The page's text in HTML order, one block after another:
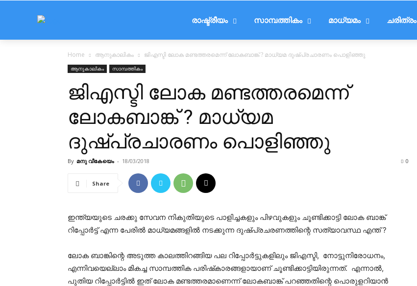
രാഷ്ട്രീയം സാമ്പത്തികം മാധ്യമം ചരിത്രം
Home ആനുകാലികം ജിഎസ്ടി ലോക മണ്ടത്തരമെന്ന് ലോകബാങ്ക് ? മാധ്യമ ദുഷ്പ്രചാരണം പൊളിഞ്ഞു
ആനുകാലികം സാമ്പത്തികം
ജിഎസ്ടി ലോക മണ്ടത്തരമെന്ന്
ലോകബാങ്ക് ? മാധ്യമ
ദുഷ്പ്രചാരണം പൊളിഞ്ഞു
By മനു വീകേയെം - 18/03/2018 0
Share
ഇന്ത്യയുടെ ചരക്കു സേവന നികുതിയുടെ പാളിച്ചകളും പിഴവുകളും ചൂണ്ടിക്കാട്ടി ലോക ബാങ്ക്
റിപ്പോര്‍ട്ട് എന്ന പേരില്‍ മാധ്യമങ്ങളില്‍ നടക്കുന്ന ദുഷ്പ്രചരണത്തിന്റെ സത്യാവസ്ഥ എന്ത് ?
ലോക ബാങ്കിന്റെ അടുത്ത കാലത്തിറങ്ങിയ പല റിപ്പോര്‍ട്ടുകളിലും ജിഎസ്ടി, നോട്ടുനിരോധനം,
എന്നിവയെല്ലാം മികച്ച സാമ്പത്തിക പരിഷ്‌കാരങ്ങളായാണ് ചൂണ്ടിക്കാട്ടിയിരുന്നത്. എന്നാല്‍,
പുതിയ റിപ്പോര്‍ട്ടില്‍ ഇത് ലോക മണ്ടത്തരമാണെന്ന് ലോകബാങ്ക് പറഞ്ഞതിന്റെ പൊരുളറിയാന്‍